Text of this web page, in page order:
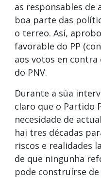
as responsables de
boa parte das
o terreo. Así,
favorable do PP
aos votos en contra
do PNV.
Durante a súa
claro que o Partido
necesidade de
hai tres décadas
riscos e realidades
de que ningunha
pode construírse